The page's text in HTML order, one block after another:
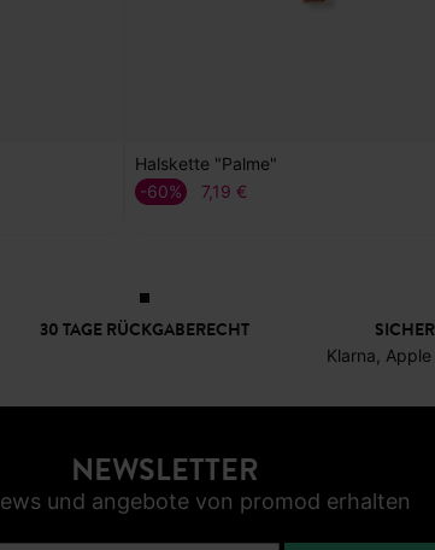
Halskette "Palme"
7,19 €
-60%
30 TAGE RÜCKGABERECHT
Klarna,
NEWSLETTER
und angebote von promod erhalten